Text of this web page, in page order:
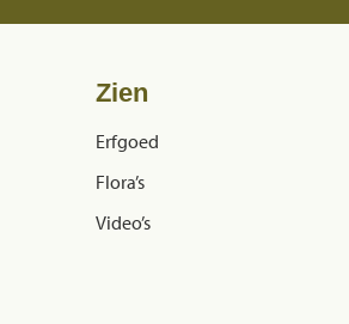
Zien
Erfgoed
Flora’s
Video’s